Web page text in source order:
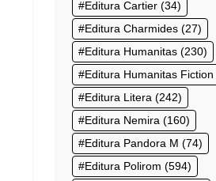
Editura Cartier (34)
Editura Charmides (27)
Editura Humanitas (230)
Editura Humanitas Fiction
Editura Litera (242)
Editura Nemira (160)
Editura Pandora M (74)
Editura Polirom (594)